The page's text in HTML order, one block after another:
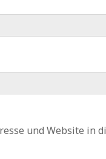
und Website in